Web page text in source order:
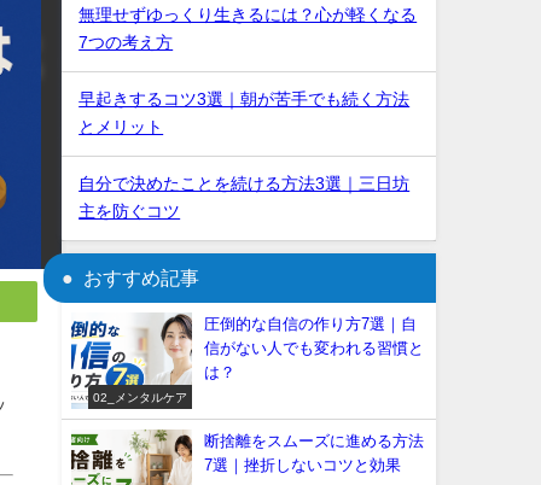
無理せずゆっくり生きるには？心が軽くなる
7つの考え方
早起きするコツ3選｜朝が苦手でも続く方法
とメリット
自分で決めたことを続ける方法3選｜三日坊
主を防ぐコツ
おすすめ記事
02_メンタルケア
圧倒的な自信の作り方7選｜自
信がない人でも変われる習慣と
は？
断捨離をスムーズに進める方法
7選｜挫折しないコツと効果